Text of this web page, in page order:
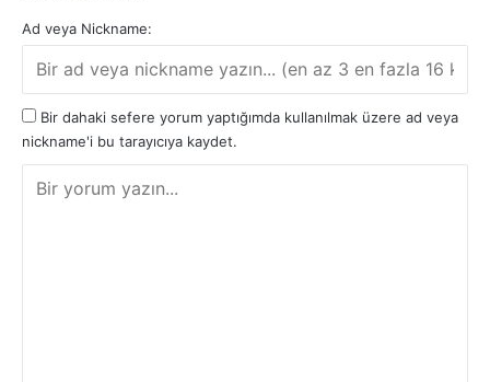
Ad veya Nickname:
Bir dahaki sefere yorum yaptığımda kullanılmak üzere ad veya
nickname'i bu tarayıcıya kaydet.